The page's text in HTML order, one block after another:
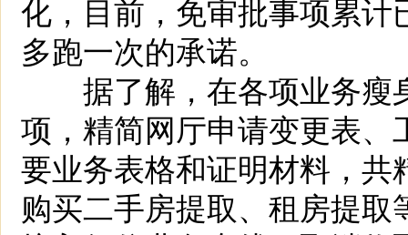
化，目前，免审批事项累
多跑一次的承诺。
据了解，在各项业务瘦
项，精简网厅申请变更表
要业务表格和证明材料，
购买二手房提取、租房提